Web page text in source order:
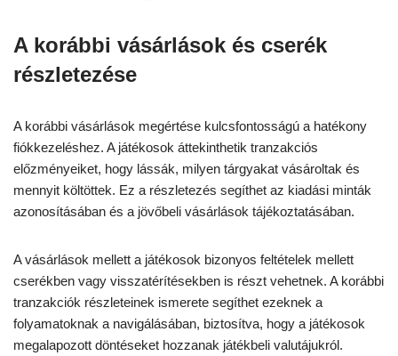
A korábbi vásárlások és cserék
részletezése
A korábbi vásárlások megértése kulcsfontosságú a hatékony
fiókkezeléshez. A játékosok áttekinthetik tranzakciós
előzményeiket, hogy lássák, milyen tárgyakat vásároltak és
mennyit költöttek. Ez a részletezés segíthet az kiadási minták
azonosításában és a jövőbeli vásárlások tájékoztatásában.
A vásárlások mellett a játékosok bizonyos feltételek mellett
cserékben vagy visszatérítésekben is részt vehetnek. A korábbi
tranzakciók részleteinek ismerete segíthet ezeknek a
folyamatoknak a navigálásában, biztosítva, hogy a játékosok
megalapozott döntéseket hozzanak játékbeli valutájukról.